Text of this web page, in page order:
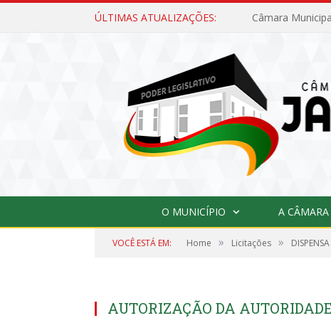
ÚLTIMAS ATUALIZAÇÕES:
O MUNICÍPIO A CÂMARA
VOCÊ ESTÁ EM: Home » Licitações »
AUTORIZAÇÃO DA